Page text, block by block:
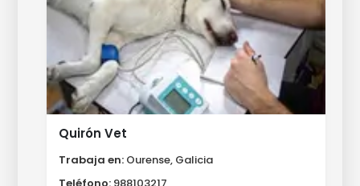
Quirón Vet
Trabaja en: Ourense, Galicia